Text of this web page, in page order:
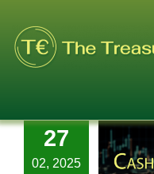
content
Über Uns
27
02, 2025